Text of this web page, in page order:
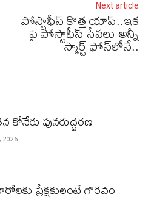
Next article
పోస్టాఫీస్ కొత్త యాప్..ఇక
పై పోస్టాఫీస్ సేవలు అన్నీ
స్మార్ట్‌ ఫోన్‌లోనే..
కోనేరు పున‌రుద్ధ‌ర‌ణ
2026
ప్రేక్ష‌కులంటే గౌర‌వం